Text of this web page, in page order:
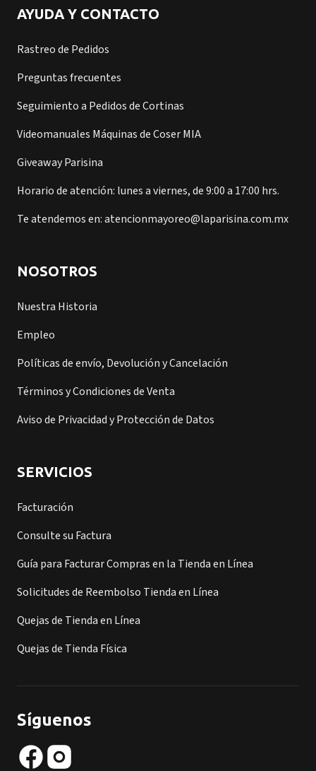
AYUDA Y CONTACTO
Rastreo de Pedidos
Preguntas frecuentes
Seguimiento a Pedidos de Cortinas
Videomanuales Máquinas de Coser MIA
Giveaway Parisina
Horario de atención: lunes a viernes, de 9:00 a 17:00 hrs.
Te atendemos en: atencionmayoreo@laparisina.com.mx
NOSOTROS
Nuestra Historia
Empleo
Políticas de envío, Devolución y Cancelación
Términos y Condiciones de Venta
Aviso de Privacidad y Protección de Datos
SERVICIOS
Facturación
Consulte su Factura
Guía para Facturar Compras en la Tienda en Línea
Solicitudes de Reembolso Tienda en Línea
Quejas de Tienda en Línea
Quejas de Tienda Física
Síguenos